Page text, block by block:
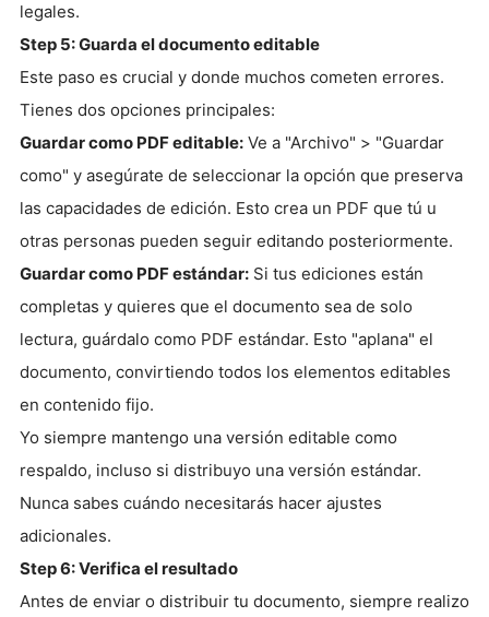
legales.
Step 5: Guarda el documento editable
Este paso es crucial y donde muchos cometen errores.
Tienes dos opciones principales:
Guardar como PDF editable: Ve a "Archivo" > "Guardar
como" y asegúrate de seleccionar la opción que preserva
las capacidades de edición. Esto crea un PDF que tú u
otras personas pueden seguir editando posteriormente.
Guardar como PDF estándar: Si tus ediciones están
completas y quieres que el documento sea de solo
lectura, guárdalo como PDF estándar. Esto "aplana" el
documento, convirtiendo todos los elementos editables
en contenido fijo.
Yo siempre mantengo una versión editable como
respaldo, incluso si distribuyo una versión estándar.
Nunca sabes cuándo necesitarás hacer ajustes
adicionales.
Step 6: Verifica el resultado
Antes de enviar o distribuir tu documento, siempre realizo